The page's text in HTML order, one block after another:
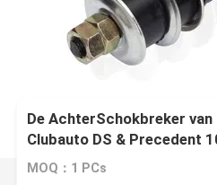
De AchterSchokbreker
Clubauto DS & Precedent
MOQ：1 PCs